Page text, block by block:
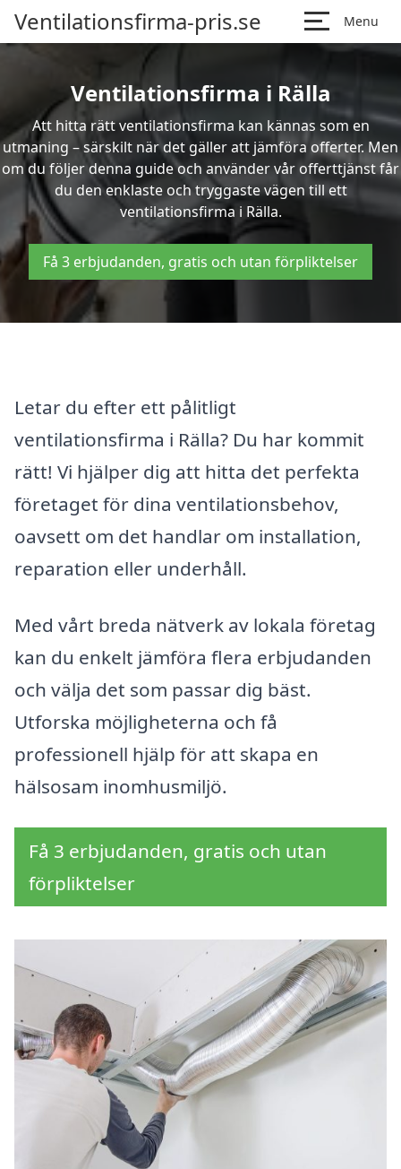
Ventilationsfirma-pris.se Menu
Ventilationsfirma i Rälla
Att hitta rätt ventilationsfirma kan kännas som en
utmaning – särskilt när det gäller att jämföra offerter. Men
om du följer denna guide och använder vår offerttjänst får
du den enklaste och tryggaste vägen till ett
ventilationsfirma i Rälla.
Få 3 erbjudanden, gratis och utan förpliktelser
Letar du efter ett pålitligt
ventilationsfirma i Rälla? Du har kommit
rätt! Vi hjälper dig att hitta det perfekta
företaget för dina ventilationsbehov,
oavsett om det handlar om installation,
reparation eller underhåll.
Med vårt breda nätverk av lokala företag
kan du enkelt jämföra flera erbjudanden
och välja det som passar dig bäst.
Utforska möjligheterna och få
professionell hjälp för att skapa en
hälsosam inomhusmiljö.
Få 3 erbjudanden, gratis och utan
förpliktelser